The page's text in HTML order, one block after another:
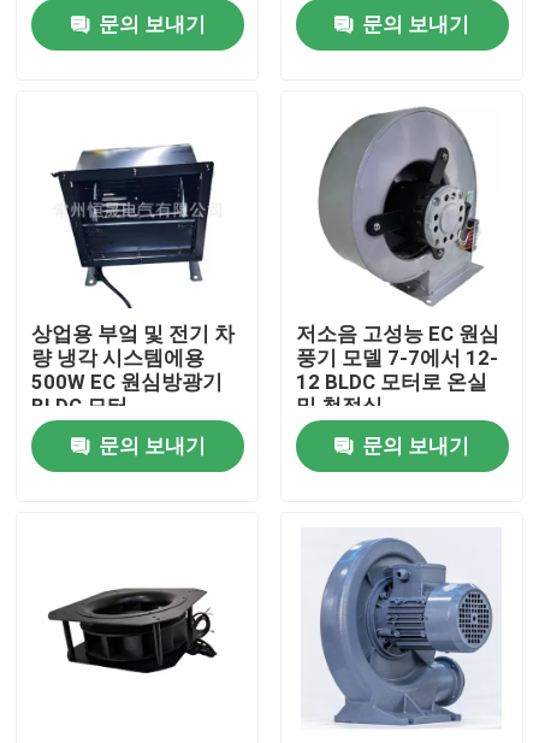
집
화면
우리에 대하여
공장 여행
품질 관리
행 팬 모터
문의 보내기
문의 보내기
상업용 부엌 및 전기 차
량 냉각 시스템에용
500W EC 원심방광기
BLDC 모터
문의 보내기
저소음 고성능 EC 원심
풍기 모델 7-7에서 12-
12 BLDC 모터로 온실
및 청정실
문의 보내기